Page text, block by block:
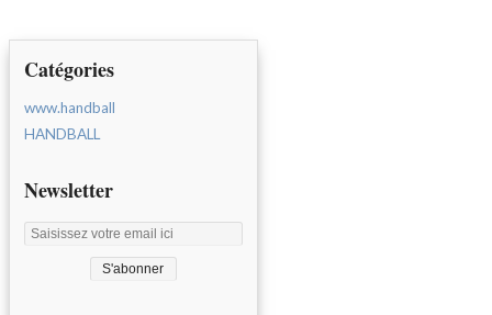
Catégories
www.handball
HANDBALL
Newsletter